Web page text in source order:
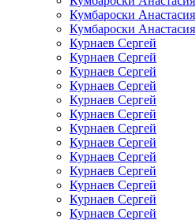
Кумбароски Анастасия
Кумбароски Анастасия
Курнаев Сергей
Курнаев Сергей
Курнаев Сергей
Курнаев Сергей
Курнаев Сергей
Курнаев Сергей
Курнаев Сергей
Курнаев Сергей
Курнаев Сергей
Курнаев Сергей
Курнаев Сергей
Курнаев Сергей
Курнаев Сергей